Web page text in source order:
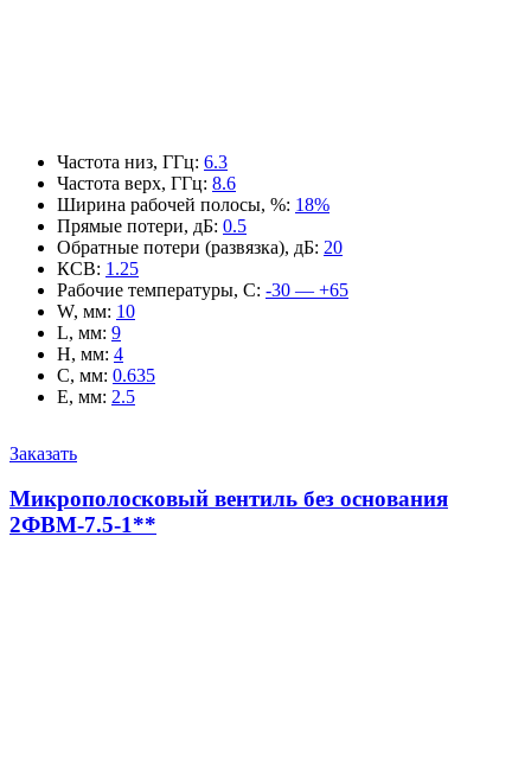
Частота низ, ГГц: 6.3
Частота верх, ГГц: 8.6
Ширина рабочей полосы, %: 18%
Прямые потери, дБ: 0.5
Обратные потери (развязка), дБ: 20
КСВ: 1.25
Рабочие температуры, С: -30 — +65
W, мм: 10
L, мм: 9
H, мм: 4
C, мм: 0.635
E, мм: 2.5
Заказать
Микрополосковый вентиль без основания
2ФВМ-7.5-1**